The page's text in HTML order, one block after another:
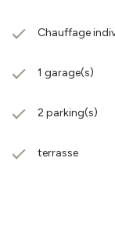
Chauffage
1 garage(s)
2 parking(s)
terrasse